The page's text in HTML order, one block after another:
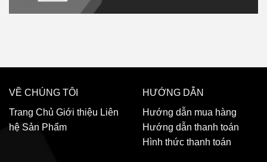
VỀ CHÚNG TÔI
Trang Chủ Giới thiệu Liên
hệ Sản Phẩm
HƯỚNG DẪN
Hướng dẫn mua hàng
Hướng dẫn thanh toán
Hình thức thanh toán